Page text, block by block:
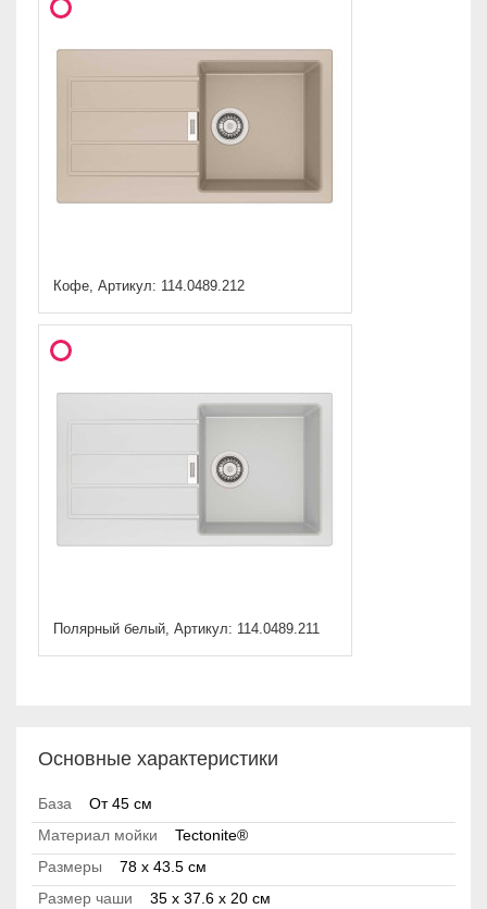
Кофе, Артикул: 114.0489.212
Полярный белый, Артикул: 114.0489.211
Основные характеристики
База
От 45 см
Материал мойки
Tectonite®
Размеры
78 x 43.5 см
Размер чаши
35 x 37.6 x 20 см